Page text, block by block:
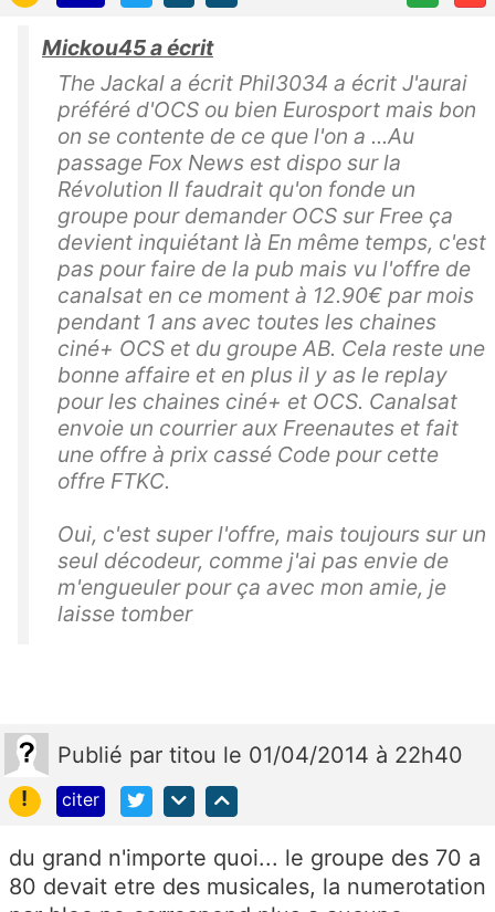
Mickou45 a écrit
The Jackal a écrit Phil3034 a écrit J'aurai
préféré d'OCS ou bien Eurosport mais bon
on se contente de ce que l'on a ...Au
passage Fox News est dispo sur la
Révolution Il faudrait qu'on fonde un
groupe pour demander OCS sur Free ça
devient inquiétant là En même temps, c'est
pas pour faire de la pub mais vu l'offre de
canalsat en ce moment à 12.90€ par mois
pendant 1 ans avec toutes les chaines
ciné+ OCS et du groupe AB. Cela reste une
bonne affaire et en plus il y as le replay
pour les chaines ciné+ et OCS. Canalsat
envoie un courrier aux Freenautes et fait
une offre à prix cassé Code pour cette
offre FTKC.
Oui, c'est super l'offre, mais toujours sur un
seul décodeur, comme j'ai pas envie de
m'engueuler pour ça avec mon amie, je
laisse tomber
Publié par titou le 01/04/2014 à 22h40
!
citer
du grand n'importe quoi... le groupe des 70 a
80 devait etre des musicales, la numerotation